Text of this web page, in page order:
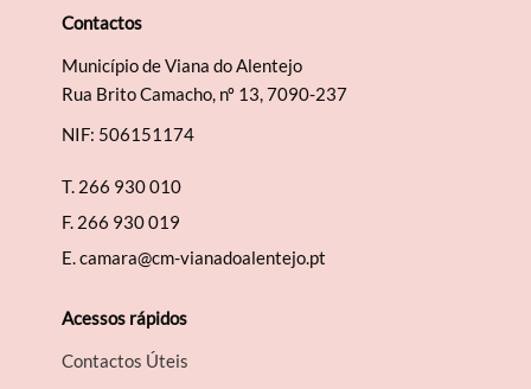
Contactos
Município de Viana do Alentejo
Rua Brito Camacho, nº 13, 7090-237
NIF: 506151174
T. 266 930 010
F. 266 930 019
E.camara@cm-vianadoalentejo.pt
Acessos rápidos
Contactos Úteis